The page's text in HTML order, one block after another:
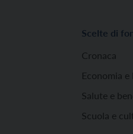
Scelte di
Cronaca
Economia e
Salute e
Scuola e